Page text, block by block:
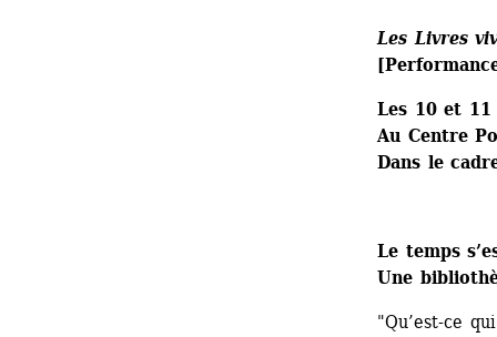
Les Livres
Les 10 et 11
Au Centre
Dans le
Le temps
Une
"Qu’est-ce